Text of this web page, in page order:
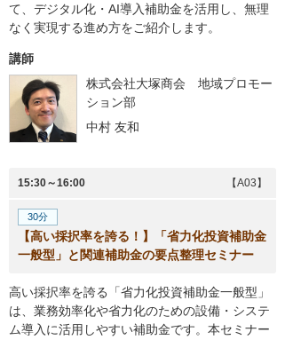
て、デジタル化・AI導入補助金を活用し、無理
なく実現する進め方をご紹介します。
講師
株式会社大塚商会 地域プロモー
ション部
中村 友和
15:30～16:00 【A03】
30分
【高い採択率を誇る！】「省力化投資補助金
一般型」と関連補助金の要点整理セミナー
高い採択率を誇る「省力化投資補助金一般型」
は、業務効率化や省力化のための設備・システ
ム導入に活用しやすい補助金です。本セミナー